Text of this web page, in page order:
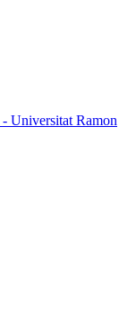
Universitat Ramon